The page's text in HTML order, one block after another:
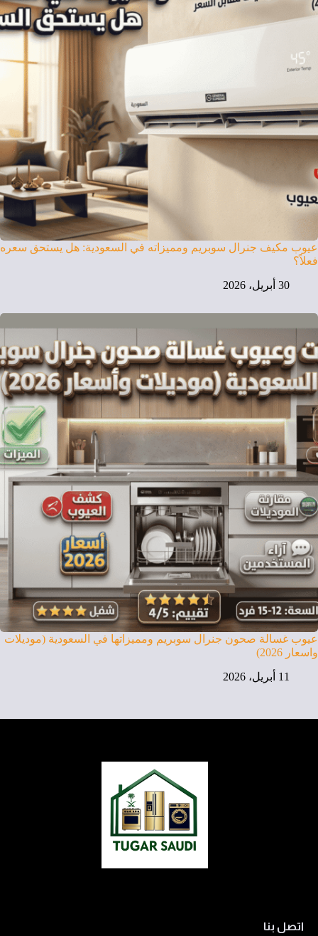
عيوب مكيف جنرال سوبريم ومميزاته في السعودية: هل يستحق سعره
فعلاً؟
30 أبريل، 2026
عيوب غسالة صحون جنرال سوبريم ومميزاتها في السعودية (موديلات
واسعار 2026)
11 أبريل، 2026
اتصل بنا